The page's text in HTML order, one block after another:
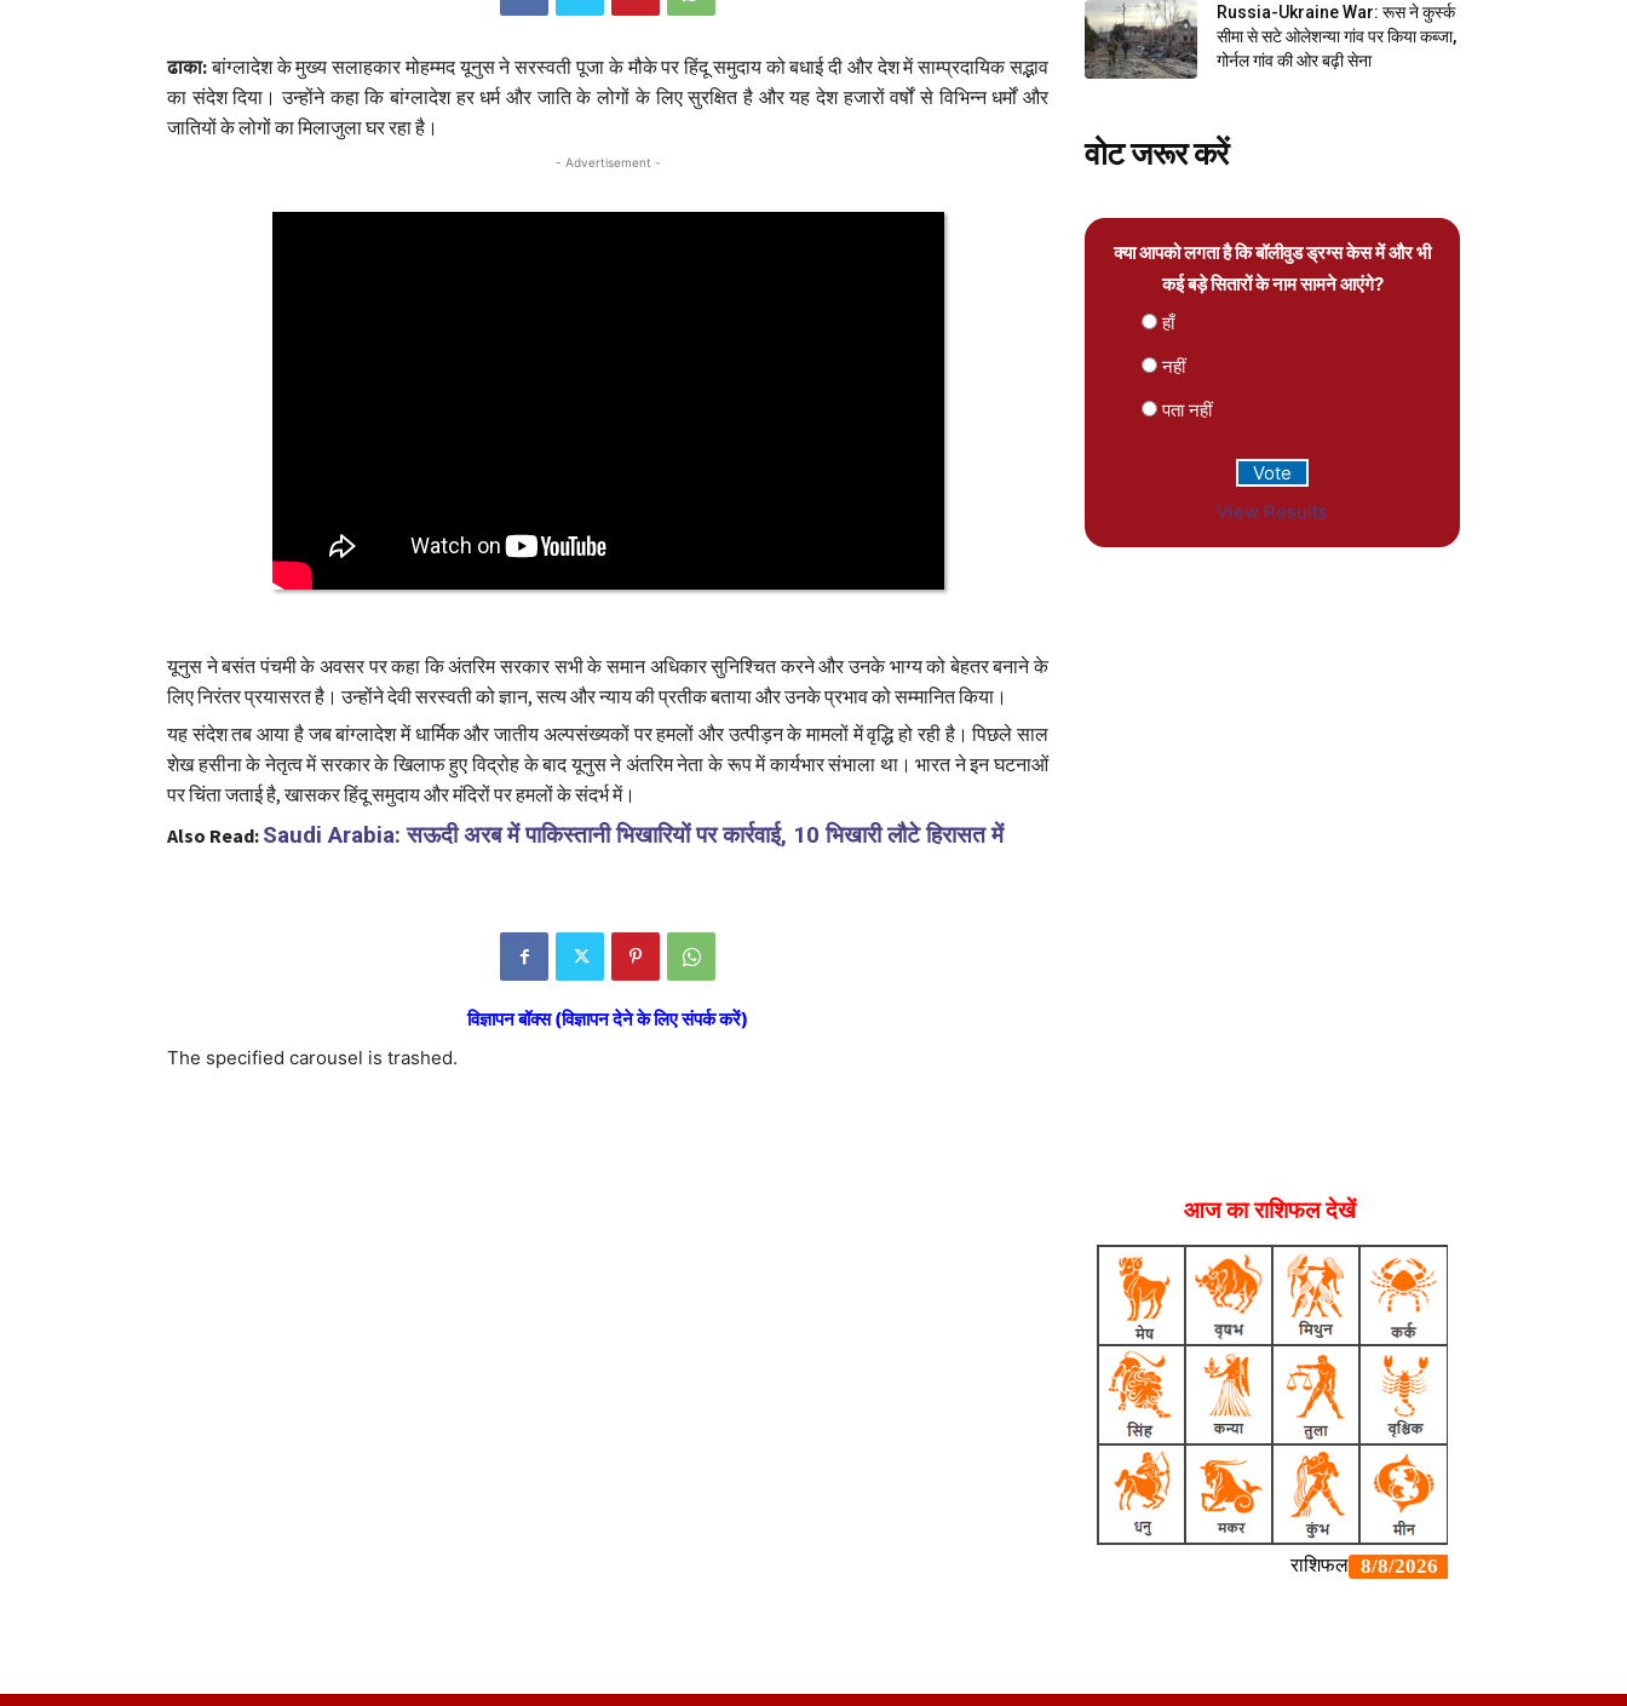
ढाका:बांग्लादेश के मुख्य सलाहकार मोहम्मद यूनुस ने सरस्वती पूजा के मौके पर हिंदू समुदाय को बधाई दी और देश में साम्प्रदायिक सद्भाव
का संदेश दिया। उन्होंने कहा कि बांग्लादेश हर धर्म और जाति के लोगों के लिए सुरक्षित है और यह देश हजारों वर्षों से विभिन्न धर्मों और
जातियों के लोगों का मिलाजुला घर रहा है।
- Advertisement -
यूनुस ने बसंत पंचमी के अवसर पर कहा कि अंतरिम सरकार सभी के समान अधिकार सुनिश्चित करने और उनके भाग्य को बेहतर बनाने के
लिए निरंतर प्रयासरत है। उन्होंने देवी सरस्वती को ज्ञान, सत्य और न्याय की प्रतीक बताया और उनके प्रभाव को सम्मानित किया।
यह संदेश तब आया है जब बांग्लादेश में धार्मिक और जातीय अल्पसंख्यकों पर हमलों और उत्पीड़न के मामलों में वृद्धि हो रही है। पिछले साल
शेख हसीना के नेतृत्व में सरकार के खिलाफ हुए विद्रोह के बाद यूनुस ने अंतरिम नेता के रूप में कार्यभार संभाला था। भारत ने इन घटनाओं
पर चिंता जताई है, खासकर हिंदू समुदाय और मंदिरों पर हमलों के संदर्भ में।
Also Read: Saudi Arabia: सऊदी अरब में पाकिस्तानी भिखारियों पर कार्रवाई, 10 भिखारी लौटे हिरासत में
विज्ञापन बॉक्स (विज्ञापन देने के लिए संपर्क करें)
The specified carousel is trashed.
Russia-Ukraine War: रूस ने कुर्स्क
सीमा से सटे ओलेशन्या गांव पर किया कब्जा,
गोर्नल गांव की ओर बढ़ी सेना
वोट जरूर करें
क्या आपको लगता है कि बॉलीवुड ड्रग्स केस में और भी
कई बड़े सितारों के नाम सामने आएंगे?
हाँ
नहीं
पता नहीं
View Results
आज का राशिफल देखें